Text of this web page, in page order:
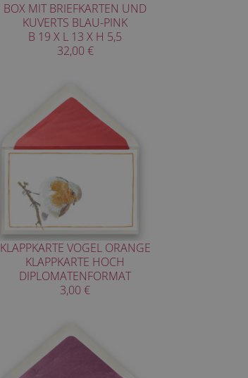
BOX MIT BRIEFKARTEN UND
KUVERTS BLAU-PINK
B 19 X L 13 X H 5,5
32,00 €
KLAPPKARTE VOGEL ORANGE
KLAPPKARTE HOCH
DIPLOMATENFORMAT
3,00 €